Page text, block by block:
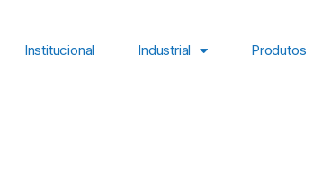
Institucional Industrial Produtos